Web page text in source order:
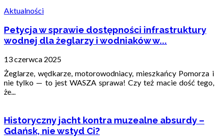
Aktualności
Petycja w sprawie dostępności infrastruktury
wodnej dla żeglarzy i wodniaków w...
13 czerwca 2025
Żeglarze, wędkarze, motorowodniacy, mieszkańcy Pomorza i
nie tylko — to jest WASZA sprawa! Czy też macie dość tego,
że...
Historyczny jacht kontra muzealne absurdy –
Gdańsk, nie wstyd Ci?